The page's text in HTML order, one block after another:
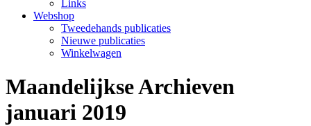
Links
Webshop
Tweedehands publicaties
Nieuwe publicaties
Winkelwagen
Maandelijkse Archieven
januari 2019